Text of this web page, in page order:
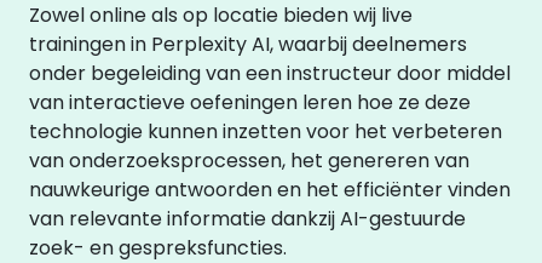
Zowel online als op locatie bieden wij live
trainingen in Perplexity AI, waarbij deelnemers
onder begeleiding van een instructeur door middel
van interactieve oefeningen leren hoe ze deze
technologie kunnen inzetten voor het verbeteren
van onderzoeksprocessen, het genereren van
nauwkeurige antwoorden en het efficiënter vinden
van relevante informatie dankzij AI-gestuurde
zoek- en gespreksfuncties.